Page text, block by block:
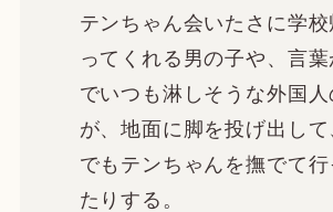
テンちゃん会いたさに学校
ってくれる男の子や、言
でいつも淋しそうな外国人
が、地面に脚を投げ出して
でもテンちゃんを撫でて
たりする。